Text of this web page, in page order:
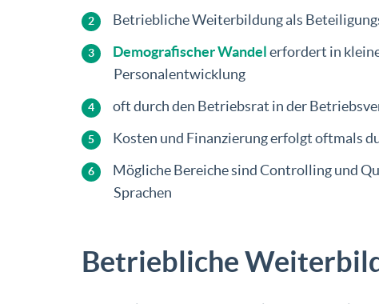
Betriebliche Weiterbildung als
Demografischer Wandelerfordert in
Personalentwicklung
oft durch den Betriebsrat in der
Kosten und Finanzierung erfolgt oftmals
Mögliche Bereiche sind Controlling und
Sprachen
Betriebliche